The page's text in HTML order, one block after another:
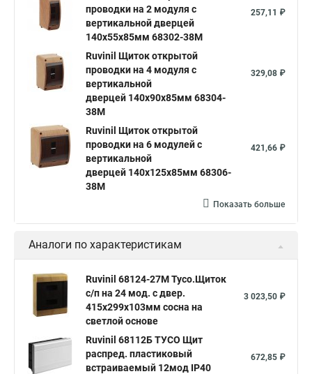
проводки на 2 модуля с
вертикальной дверцей
140х55х85мм 68302-38М
257,11 ₽
Ruvinil Щиток открытой
проводки на 4 модуля с
вертикальной
дверцей 140х90х85мм 68304-
38М
329,08 ₽
Ruvinil Щиток открытой
проводки на 6 модулей с
вертикальной
дверцей 140х125х85мм 68306-
38М
421,66 ₽
Показать больше
Аналоги по характеристикам
Ruvinil 68124-27М Тусо.Щиток
с/п на 24 мод. с двер.
415х299х103мм сосна на
светлой основе
3 023,50 ₽
Ruvinil 68112Б ТУСО Щит
распред. пластиковый
встраиваемый 12мод IP40
672,85 ₽